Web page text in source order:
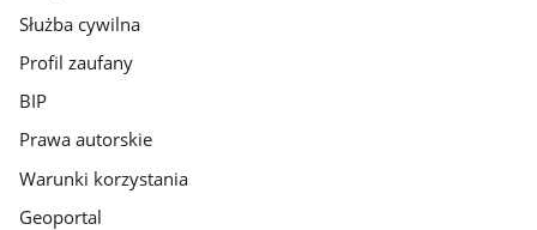
Służba cywilna
Profil zaufany
BIP
Prawa autorskie
Warunki korzystania
Geoportal